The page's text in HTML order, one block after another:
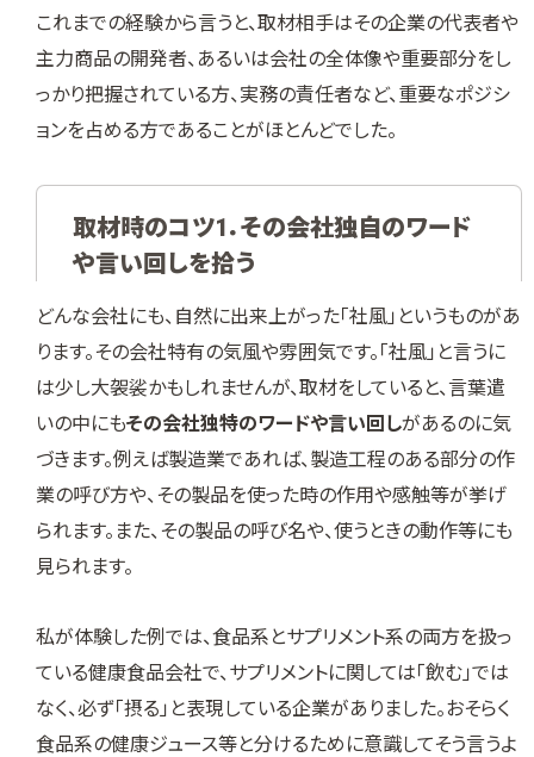
これまでの経験から言うと、取材相手はその企業の代表者や
主力商品の開発者、あるいは会社の全体像や重要部分をし
っかり把握されている方、実務の責任者など、重要なポジシ
ョンを占める方であることがほとんどでした。
取材時のコツ1．その会社独自のワード
や言い回しを拾う
どんな会社にも、自然に出来上がった「社風」というものがあ
ります。その会社特有の気風や雰囲気です。「社風」と言うに
は少し大袈裟かもしれませんが、取材をしていると、言葉遣
いの中にもその会社独特のワードや言い回しがあるのに気
づきます。例えば製造業であれば、製造工程のある部分の作
業の呼び方や、その製品を使った時の作用や感触等が挙げ
られます。また、その製品の呼び名や、使うときの動作等にも
見られます。
私が体験した例では、食品系とサプリメント系の両方を扱っ
ている健康食品会社で、サプリメントに関しては「飲む」では
なく、必ず「摂る」と表現している企業がありました。おそらく
食品系の健康ジュース等と分けるために意識してそう言うよ